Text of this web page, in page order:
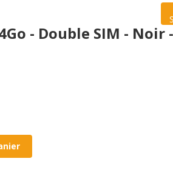
- Double SIM - Noir -